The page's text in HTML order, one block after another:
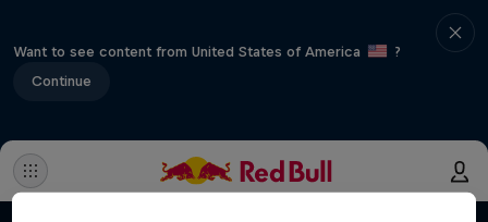
Want to see content from United States of America
?
Continue